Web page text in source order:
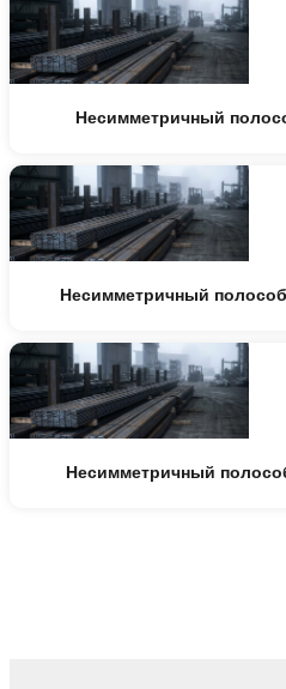
Несимметричный
Несимметричный
Несимметричный